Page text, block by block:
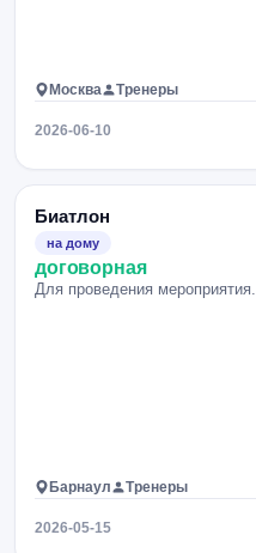
Москва Тренеры
2026-06-10
Биатлон
на дому
договорная
Для проведения мероприятия.
Барнаул Тренеры
2026-05-15